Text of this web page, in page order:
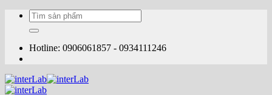
dung
Tìm
kiếm:
Hotline: 0906061857 - 0934111246